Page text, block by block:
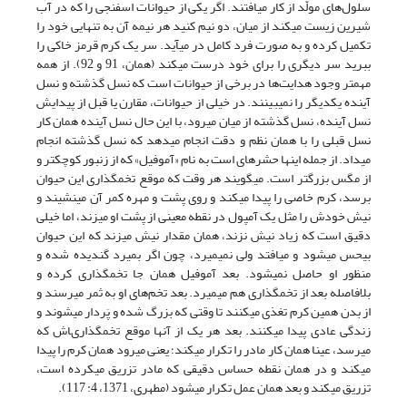
سلول‌هاى مولّد از کار مى‏افتند. اگر یکى از حیوانات اسفنجى را که در آب
شیرین زیست مى‏کند از میان، دو نیم کنید هر نیمه آن به تنهایى خود را
تکمیل کرده و به صورت فرد کامل در مى‏آید. سر یک کرم قرمز خاکى را
ببرید سر دیگرى را براى خود درست مى‏کند (همان، 91 و 92). از همه
مهمتر وجود هدایت‌ها در برخی از حیوانات است که نسل گذشته و نسل
آینده یکدیگر را نمى‏بینند. در خیلى از حیوانات، مقارن یا قبل از پیدایش
نسل آینده، نسل گذشته از میان مى‏رود، با این حال نسل آینده همان کار
نسل قبلی را با همان نظم و دقت انجام مى‏دهد که نسل گذشته انجام
مى‏داد. از جمله اینها حشره‏اى است به نام «آموفیل» که از زنبور کوچکتر و
از مگس بزرگتر است. مى‏گویند هر وقت که موقع تخم‏گذارى این حیوان
برسد، کرم خاصى را پیدا مى‏کند و روى پشت و مهره کمر آن مى‏نشیند و
نیش خودش را مثل یک آمپول در نقطه معینى از پشت او مى‏زند، اما خیلى
دقیق است که زیاد نیش نزند، همان مقدار نیش مى‏زند که این حیوان
بى‏حس مى‏شود و مى‏افتد ولى نمى‏میرد، چون اگر بمیرد گندیده شده و
منظور او حاصل نمى‏شود. بعد آموفیل همان جا تخم‏گذارى کرده و
بلافاصله بعد از تخم‏گذارى هم مى‏میرد. بعد تخم‌هاى او به ثمر مى‏رسند و
از بدن همین کرم تغذى مى‏کنند تا وقتى که بزرگ شده و پَردار مى‏شوند و
زندگى عادى پیدا مى‏کنند. بعد هر یک از آنها موقع تخم‏گذارى‏اش که
مى‏رسد، عینا همان کار مادر را تکرار مى‏کند؛ یعنى مى‏رود همان کرم را پیدا
مى‏کند و در همان نقطه حساس دقیقى که مادر تزریق مى‏کرده است،
تزریق مى‏کند و بعد همان عمل تکرار مى‏شود (مطهری، 1371، ‏4: 117).